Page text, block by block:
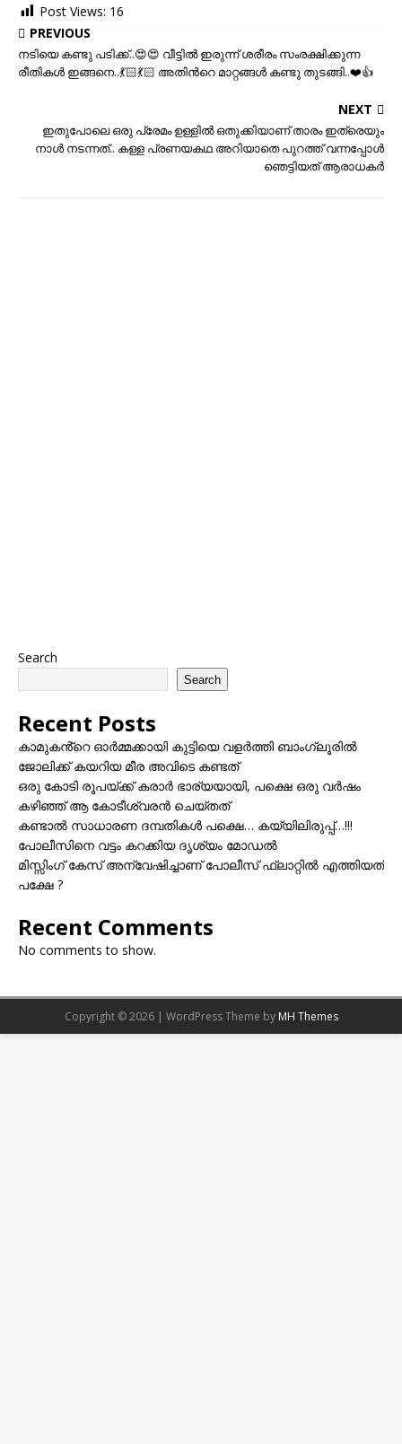
Post Views: 16
PREVIOUS
നടിയെ കണ്ടു പടിക്ക്..😍😍 വീട്ടില്‍ ഇരുന്ന് ശരീരം സംരക്ഷിക്കുന്ന
രീതികള്‍ ഇങ്ങനെ..💃🏻💃🏻 അതിന്‍റെ മാറ്റങ്ങള്‍ കണ്ടു തുടങ്ങി..❤️👍
NEXT
ഇതുപോലെ ഒരു പ്രേമം ഉള്ളില്‍ ഒതുക്കിയാണ് താരം ഇത്രെയും
നാള്‍ നടന്നത്.. കള്ള പ്രണയകഥ അറിയാതെ പുറത്ത് വന്നപ്പോള്‍
ഞെട്ടിയത് ആരാധകര്‍
Search
Search
Recent Posts
കാമുകൻ്റെ ഓർമ്മക്കായി കുട്ടിയെ വളർത്തി ബാംഗ്ലൂരിൽ
ജോലിക്ക് കയറിയ മീര അവിടെ കണ്ടത്
ഒരു കോടി രൂപയ്ക്ക് കരാർ ഭാര്യയായി, പക്ഷെ ഒരു വർഷം
കഴിഞ്ഞ് ആ കോടീശ്വരൻ ചെയ്തത്
കണ്ടാൽ സാധാരണ ദമ്പതികൾ പക്ഷെ… കയ്യിലിരുപ്പ്…!!!
പോലീസിനെ വട്ടം കറക്കിയ ദൃശ്യം മോഡല്‍
മിസ്സിംഗ് കേസ് അന്വേഷിച്ചാണ് പോലീസ് ഫ്ലാറ്റിൽ എത്തിയത്
പക്ഷേ ?
Recent Comments
No comments to show.
Copyright © 2026 | WordPress Theme by MH Themes